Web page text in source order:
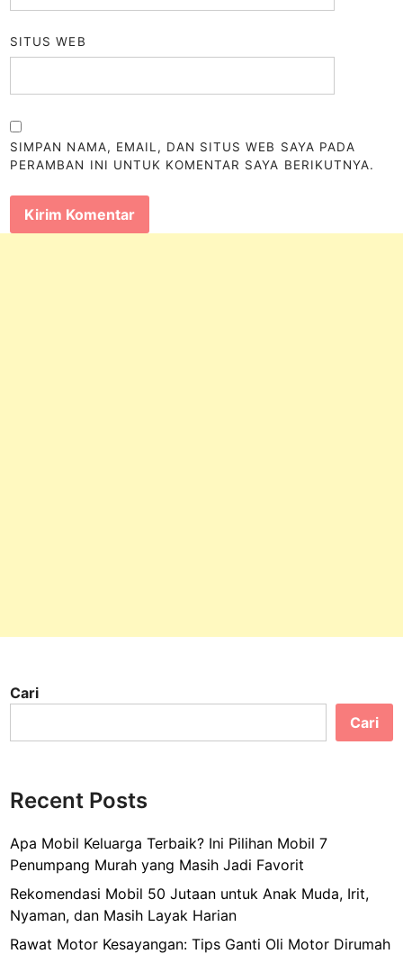
SITUS WEB
SIMPAN NAMA, EMAIL, DAN SITUS WEB SAYA PADA
PERAMBAN INI UNTUK KOMENTAR SAYA BERIKUTNYA.
Cari
Cari
Recent Posts
Apa Mobil Keluarga Terbaik? Ini Pilihan Mobil 7
Penumpang Murah yang Masih Jadi Favorit
Rekomendasi Mobil 50 Jutaan untuk Anak Muda, Irit,
Nyaman, dan Masih Layak Harian
Rawat Motor Kesayangan: Tips Ganti Oli Motor Dirumah